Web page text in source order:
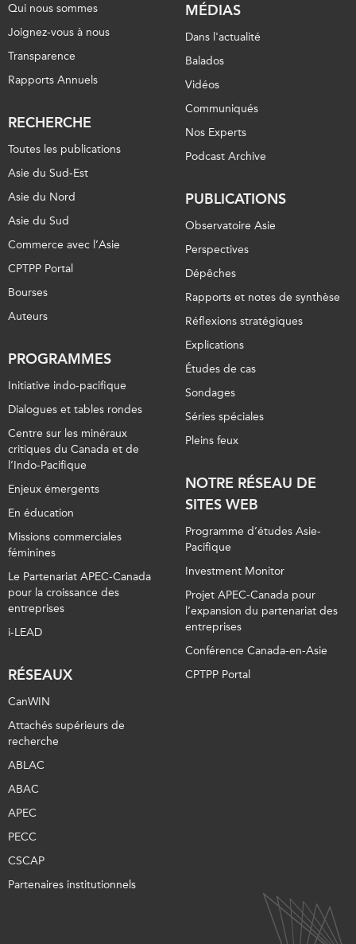
Qui nous sommes
Joignez-vous à nous
Transparence
Rapports Annuels
RECHERCHE
Toutes les publications
Asie du Sud-Est
Asie du Nord
Asie du Sud
Commerce avec l’Asie
CPTPP Portal
Bourses
Auteurs
PROGRAMMES
Initiative indo-pacifique
Dialogues et tables rondes
Centre sur les minéraux
critiques du Canada et de
l’Indo-Pacifique
Enjeux émergents
En éducation
Missions commerciales
féminines
Le Partenariat APEC-Canada
pour la croissance des
entreprises
i-LEAD
RÉSEAUX
CanWIN
Attachés supérieurs de
recherche
ABLAC
ABAC
APEC
PECC
CSCAP
Partenaires institutionnels
MÉDIAS
Dans l'actualité
Balados
Vidéos
Communiqués
Nos Experts
Podcast Archive
PUBLICATIONS
Observatoire Asie
Perspectives
Dépêches
Rapports et notes de synthèse
Réflexions stratégiques
Explications
Études de cas
Sondages
Séries spéciales
Pleins feux
NOTRE RÉSEAU DE
SITES WEB
Programme d’études Asie-
Pacifique
Investment Monitor
Projet APEC-Canada pour
l’expansion du partenariat des
entreprises
Conférence Canada-en-Asie
CPTPP Portal